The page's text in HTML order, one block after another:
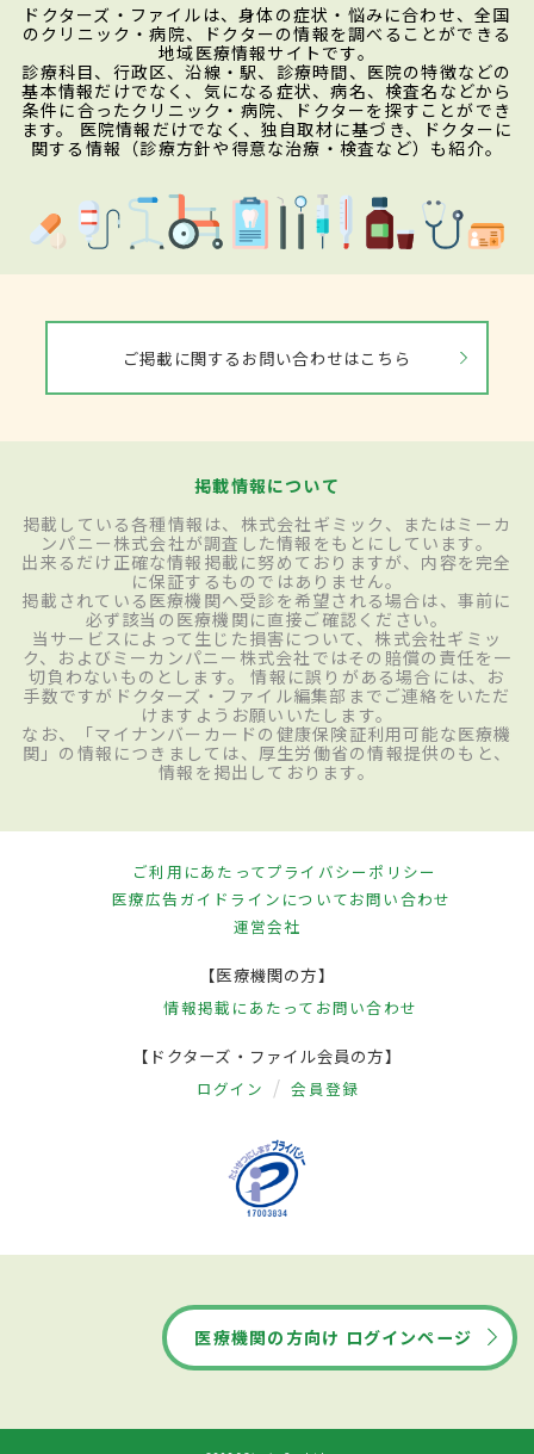
ドクターズ・ファイルは、身体の症状・悩みに合わせ、全国
のクリニック・病院、ドクターの情報を調べることができる
地域医療情報サイトです。
診療科目、行政区、沿線・駅、診療時間、医院の特徴などの
基本情報だけでなく、気になる症状、病名、検査名などから
条件に合ったクリニック・病院、ドクターを探すことができ
ます。 医院情報だけでなく、独自取材に基づき、ドクターに
関する情報（診療方針や得意な治療・検査など）も紹介。
ご掲載に関するお問い合わせはこちら
掲載情報について
掲載している各種情報は、株式会社ギミック、またはミーカ
ンパニー株式会社が調査した情報をもとにしています。
出来るだけ正確な情報掲載に努めておりますが、内容を完全
に保証するものではありません。
掲載されている医療機関へ受診を希望される場合は、事前に
必ず該当の医療機関に直接ご確認ください。
当サービスによって生じた損害について、株式会社ギミッ
ク、およびミーカンパニー株式会社ではその賠償の責任を一
切負わないものとします。 情報に誤りがある場合には、お
手数ですがドクターズ・ファイル編集部までご連絡をいただ
けますようお願いいたします。
なお、「マイナンバーカードの健康保険証利用可能な医療機
関」の情報につきましては、厚生労働省の情報提供のもと、
情報を掲出しております。
ご利用にあたってプライバシーポリシー
医療広告ガイドラインについてお問い合わせ
運営会社
【医療機関の方】
情報掲載にあたって お問い合わせ
【ドクターズ・ファイル会員の方】
ログイン 会員登録
医療機関の方向け ログインページ